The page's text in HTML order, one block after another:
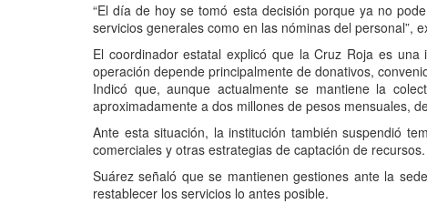
“El día de hoy se tomó esta decisión porque ya no
servicios generales como en las nóminas del personal”,
El coordinador estatal explicó que la Cruz Roja es
operación depende principalmente de donativos,
Indicó que, aunque actualmente se mantiene la
aproximadamente a dos millones de pesos mensuales,
Ante esta situación, la institución también suspendió
comerciales y otras estrategias de captación de recursos.
Suárez señaló que se mantienen gestiones ante la
restablecer los servicios lo antes posible.